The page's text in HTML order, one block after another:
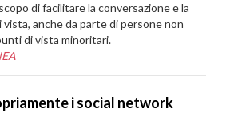
di facilitare la conversazione e la
anche da parte di persone non
di vista minoritari.
i social network